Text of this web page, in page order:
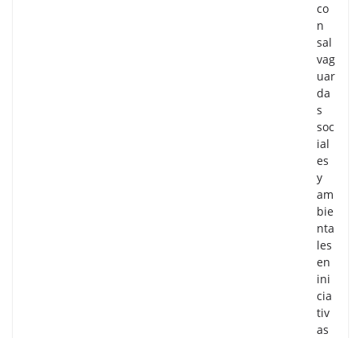
co
n
sal
vag
uar
da
s
soc
ial
es
y
am
bie
nta
les
en
ini
cia
tiv
as